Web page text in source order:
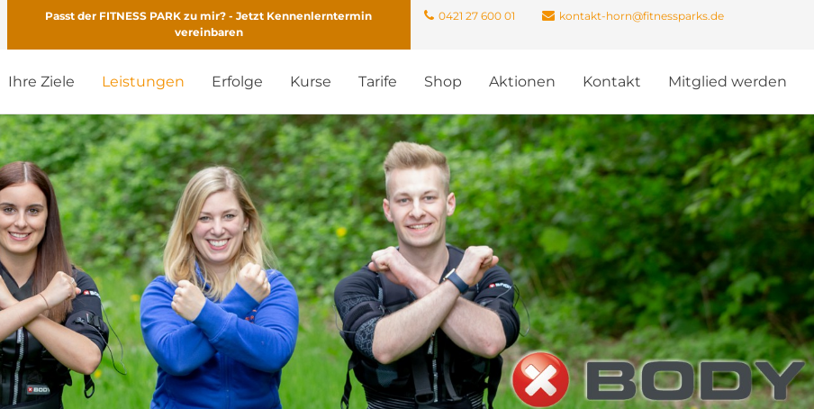
Passt der FITNESS PARK zu mir? - Jetzt Kennenlerntermin
vereinbaren
0421 27 600 01 kontakt-horn@fitnessparks.de
Ihre Ziele Leistungen Erfolge Kurse Tarife Shop Aktionen Kontakt Mitglied werden